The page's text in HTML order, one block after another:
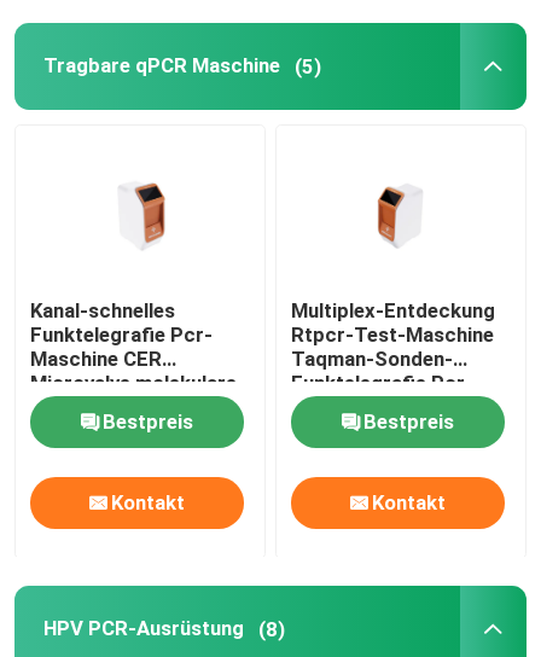
Tragbare qPCR Maschine (5)
Kanal-schnelles
Funktelegrafie Pcr-
Maschine CER
Microvalve molekulare
tragbare QPCR
Maschinen-4Bestpreis
Kontakt
Multiplex-Entdeckung
Rtpcr-Test-Maschine
Taqman-Sonden-
Funktelegrafie Pcr-
Maschinen-5KG
molekulareBestpreis
Kontakt
HPV PCR-Ausrüstung (8)